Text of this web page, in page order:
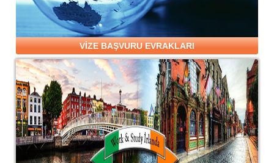
VİZE BAŞVURU EVRAKLARI